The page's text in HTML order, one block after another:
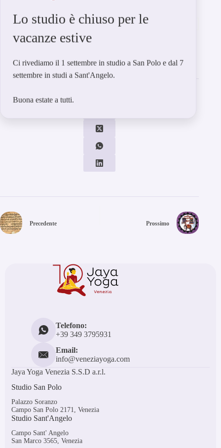
Lo studio è chiuso per le
vacanze estive
Ci rivediamo il 1 settembre in studio a San Polo e dal 7
settembre in studi a Sant'Angelo.
Buona estate a tutti.
AcroYoga #Asana #Bellezza #Benessere
Classi #Corsi #Lezioni di Yoga Venezia
Condividi su
Precedente Prossimo
Telefono:
+39 349 3795931
Email:
info@veneziayoga.com
Jaya Yoga Venezia S.S.D a.r.l.
Studio San Polo
Palazzo Soranzo
Campo San Polo 2171, Venezia
Studio Sant'Angelo
Campo Sant' Angelo
San Marco 3565, Venezia